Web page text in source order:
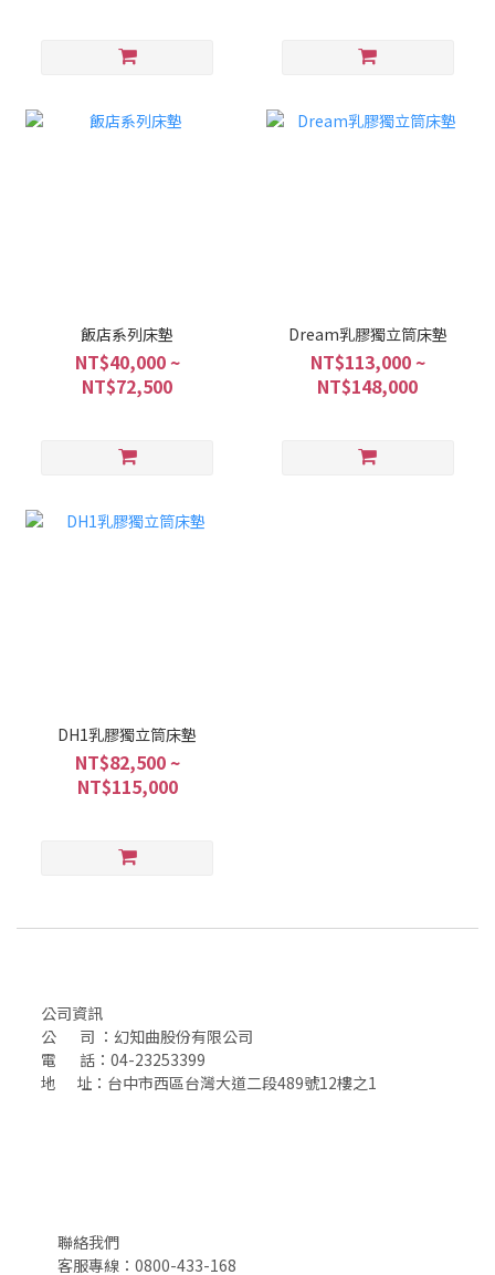
飯店系列床墊
NT$40,000 ~
NT$72,500
Dream乳膠獨立筒床墊
NT$113,000 ~
NT$148,000
DH1乳膠獨立筒床墊
NT$82,500 ~
NT$115,000
公司資訊
公 司 ：幻知曲股份有限公司
電 話：04-23253399
地 址：台中市西區台灣大道二段489號12樓之1
聯絡我們
客服專線：0800-433-168